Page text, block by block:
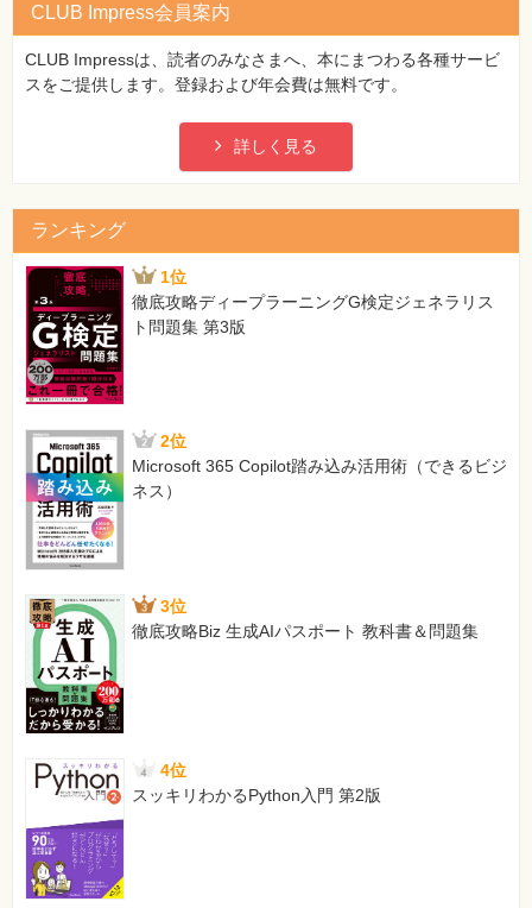
CLUB Impress会員案内
CLUB Impressは、読者のみなさまへ、本にまつわる各種サービ
スをご提供します。登録および年会費は無料です。
詳しく見る
ランキング
1位
徹底攻略ディープラーニングG検定ジェネラリス
ト問題集 第3版
2位
Microsoft 365 Copilot踏み込み活用術（できるビジ
ネス）
3位
徹底攻略Biz 生成AIパスポート 教科書＆問題集
4位
スッキリわかるPython入門 第2版